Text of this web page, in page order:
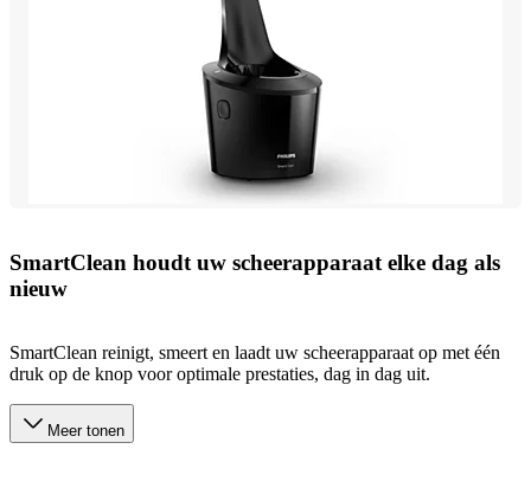
SmartClean houdt uw scheerapparaat elke dag als
nieuw
SmartClean reinigt, smeert en laadt uw scheerapparaat op met één
druk op de knop voor optimale prestaties, dag in dag uit.
Meer tonen